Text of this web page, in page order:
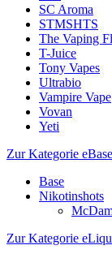
SC Aroma
STMSHTS
The Vaping
T-Juice
Tony Vapes
Ultrabio
Vampire Vape
Vovan
Yeti
Zur Kategorie eBase
Base
Nikotinshots
Zur Kategorie